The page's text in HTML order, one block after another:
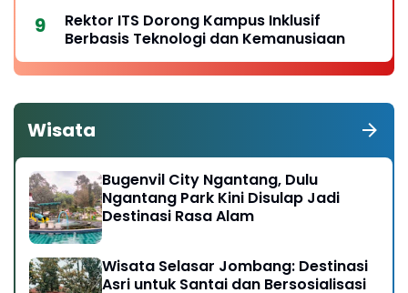
Rektor ITS Dorong Kampus Inklusif
Berbasis Teknologi dan Kemanusiaan
Wisata
Bugenvil City Ngantang, Dulu
Ngantang Park Kini Disulap Jadi
Destinasi Rasa Alam
Wisata Selasar Jombang: Destinasi
Asri untuk Santai dan Bersosialisasi